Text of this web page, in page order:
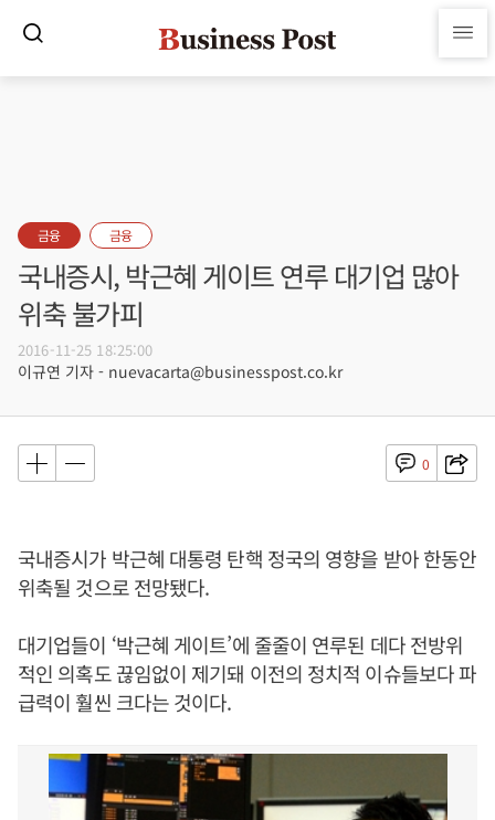
금융 금융
국내증시, 박근혜 게이트 연루 대기업 많아
위축 불가피
2016-11-25 18:25:00
이규연 기자 - nuevacarta@businesspost.co.kr
0
국내증시가 박근혜 대통령 탄핵 정국의 영향을 받아 한동안
위축될 것으로 전망됐다.
대기업들이 ‘박근혜 게이트’에 줄줄이 연루된 데다 전방위
적인 의혹도 끊임없이 제기돼 이전의 정치적 이슈들보다 파
급력이 훨씬 크다는 것이다.